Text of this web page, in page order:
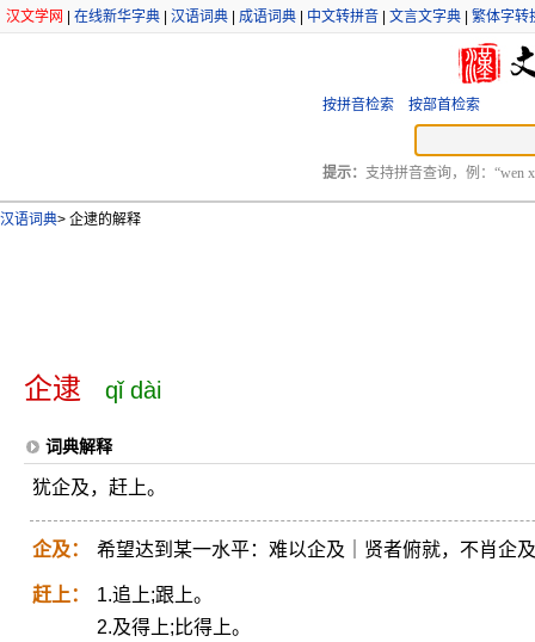
汉文学网 在线新华字典 汉语词典 成语词典 中文转拼音 文言文字典 繁体字转
按拼音检索 按部首检索
提示： 支持拼音查询，例：“wen
汉语词典> 企逮的解释
企逮 qǐ dài
词典解释
犹企及，赶上。
企及： 希望达到某一水平：难以企及｜贤者俯就，不肖企
赶上：
1.追上;跟上。
2.及得上;比得上。